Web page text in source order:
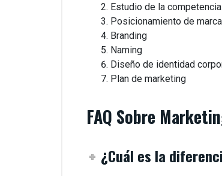
Estudio de la competencia
Posicionamiento de marca
Branding
Naming
Diseño de identidad
Plan de marketing
FAQ Sobre
¿Cuál es la